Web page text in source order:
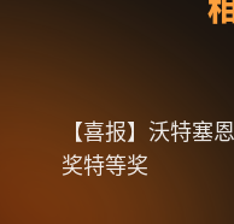
【喜报】沃特塞
奖特等奖